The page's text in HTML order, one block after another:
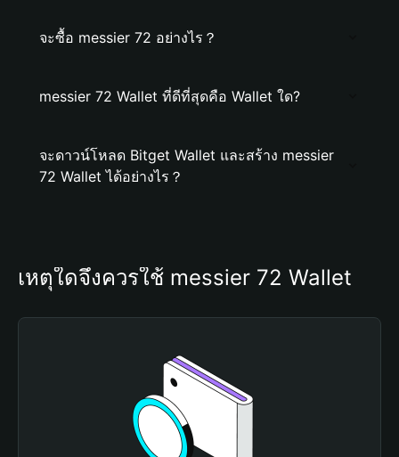
จะซื้อ messier 72 อย่างไร？
messier 72 Wallet ที่ดีที่สุดคือ Wallet ใด?
จะดาวน์โหลด Bitget Wallet และสร้าง messier
72 Wallet ได้อย่างไร？
เหตุใดจึงควรใช้ messier 72 Wallet